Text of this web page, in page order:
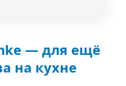
— для ещё
на кухне